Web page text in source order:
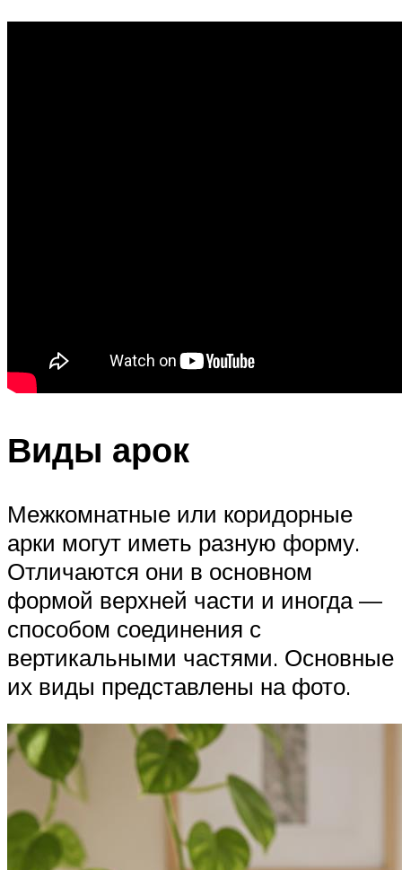
Виды арок
Межкомнатные или коридорные
арки могут иметь разную форму.
Отличаются они в основном
формой верхней части и иногда —
способом соединения с
вертикальными частями. Основные
их виды представлены на фото.